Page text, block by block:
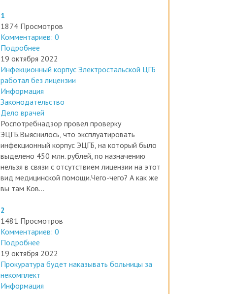
1
1874 Просмотров
Комментариев: 0
Подробнее
19 октября 2022
Инфекционный корпус Электростальской ЦГБ
работал без лицензии
Информация
Законодательство
Дело врачей
Роспотребнадзор провел проверку
ЭЦГБ.Выяснилось, что эксплуатировать
инфекционный корпус ЭЦГБ, на который было
выделено 450 млн. рублей, по назначению
нельзя в связи с отсутствием лицензии на этот
вид медицинской помощи.Чего-чего? А как же
2
1481 Просмотров
Комментариев: 0
Подробнее
19 октября 2022
Прокуратура будет наказывать больницы за
некомплект